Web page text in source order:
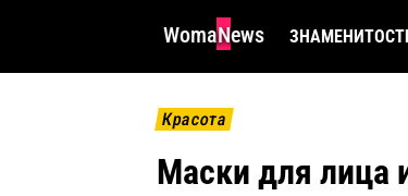
WomaNews
Красота
Маски для лица